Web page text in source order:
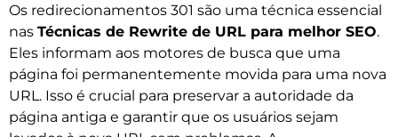
Os redirecionamentos 301 são uma técnica essencial
nas Técnicas de Rewrite de URL para melhor SEO.
Eles informam aos motores de busca que uma
página foi permanentemente movida para uma nova
URL. Isso é crucial para preservar a autoridade da
página antiga e garantir que os usuários sejam